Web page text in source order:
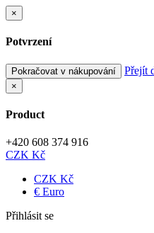
×
Potvrzení
Pokračovat v nákupování Přejít
×
Product
+420 608 374 916
CZK Kč
CZK Kč
€ Euro
Přihlásit se